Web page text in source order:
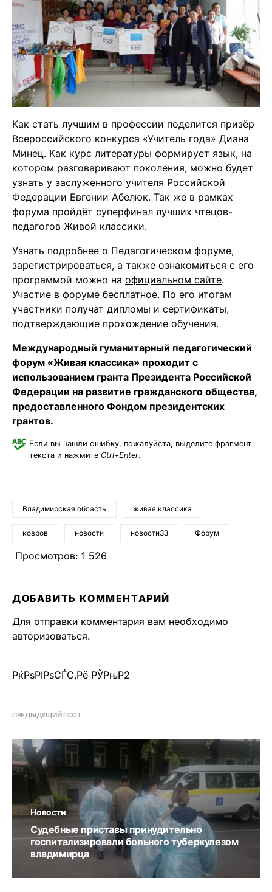
Как стать лучшим в профессии поделится призёр
Всероссийского конкурса «Учитель года» Диана
Минец. Как курс литературы формирует язык, на
котором разговаривают поколения, можно будет
узнать у заслуженного учителя Российской
Федерации Евгении Абелюк. Так же в рамках
форума пройдёт суперфинал лучших чтецов-
педагогов Живой классики.
Узнать подробнее о Педагогическом форуме,
зарегистрироваться, а также ознакомиться с его
программой можно на официальном сайте.
Участие в форуме бесплатное. По его итогам
участники получат дипломы и сертификаты,
подтверждающие прохождение обучения.
Международный гуманитарный педагогический
форум «Живая классика» проходит с
использованием гранта Президента Российской
Федерации на развитие гражданского общества,
предоставленного Фондом президентских
грантов.
Если вы нашли ошибку, пожалуйста, выделите фрагмент
текста и нажмите Ctrl+Enter.
Владимирская область живая классика
ковров новости новости33 Форум
Просмотров: 1 526
ДОБАВИТЬ КОММЕНТАРИЙ
Для отправки комментария вам необходимо
авторизоваться.
РќРѕРІРѕСЃС‚Рё РЎРњР2
ПРЕДЫДУЩИЙ ПОСТ
Новости
Судебные приставы принудительно
госпитализировали больного туберкулезом
владимирца